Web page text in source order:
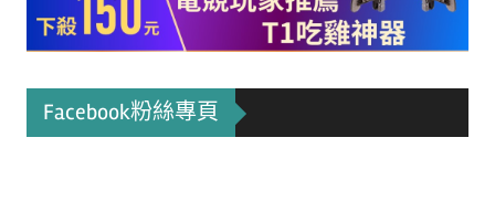
Facebook粉絲專頁